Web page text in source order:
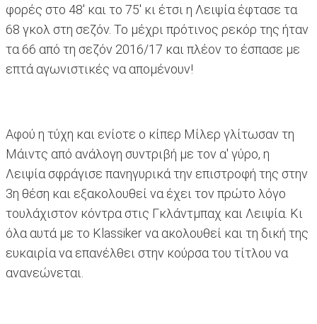
φορές στο 48' και το 75' κι έτσι η Λειψία έφτασε τα
68 γκολ στη σεζόν. Το μέχρι πρότινος ρεκόρ της ήταν
τα 66 από τη σεζόν 2016/17 και πλέον το έσπασε με
επτά αγωνιστικές να απομένουν!
Αφού η τύχη και ενίοτε ο κίπερ Μίλερ γλίτωσαν τη
Μάιντς από ανάλογη συντριβή με τον α' γύρο, η
Λειψία σφράγισε πανηγυρικά την επιστροφή της στην
3η θέση και εξακολουθεί να έχει τον πρώτο λόγο
τουλάχιστον κόντρα στις Γκλάντμπαχ και Λειψία. Κι
όλα αυτά με το Klassiker να ακολουθεί και τη δική της
ευκαιρία να επανέλθει στην κούρσα του τίτλου να
ανανεώνεται.